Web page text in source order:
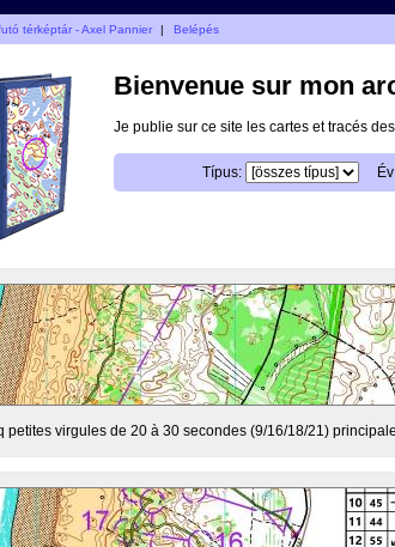
térképtár - Axel Pannier | Belépés
Bienvenue sur mon
Je publie sur ce site les cartes et tracés
Típus:
petites virgules de 20 à 30 secondes (9/16/18/21)